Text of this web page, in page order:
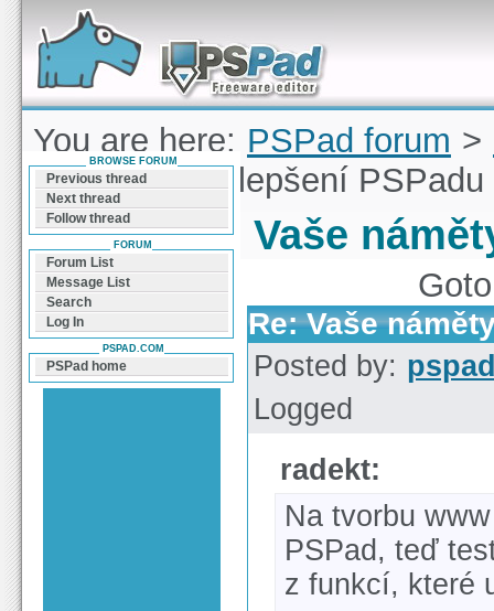
Forum can help you solve problems and quickly
find a solution with PSPad for Microsoft
Windows
You are here: PSPad forum >
náměty na vylepšení PSPadu
Vaše
Re: Vaše
Posted by:
Logged
radekt:
Na tvorbu
PSPad, teď
z funkcí, které
BROWSE FORUM
Previous thread
Next thread
Follow thread
FORUM
Forum List
Message List
Search
Log In
PSPAD.COM
PSPad home